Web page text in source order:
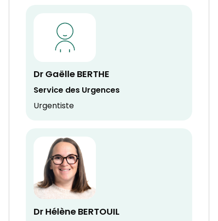
Dr Gaëlle BERTHE
Service des Urgences
Urgentiste
Dr Hélène BERTOUIL